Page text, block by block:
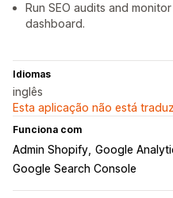
Run SEO audits and
dashboard.
Idiomas
inglês
Esta aplicação não está
Funciona com
Admin Shopify Google
Google Search Console